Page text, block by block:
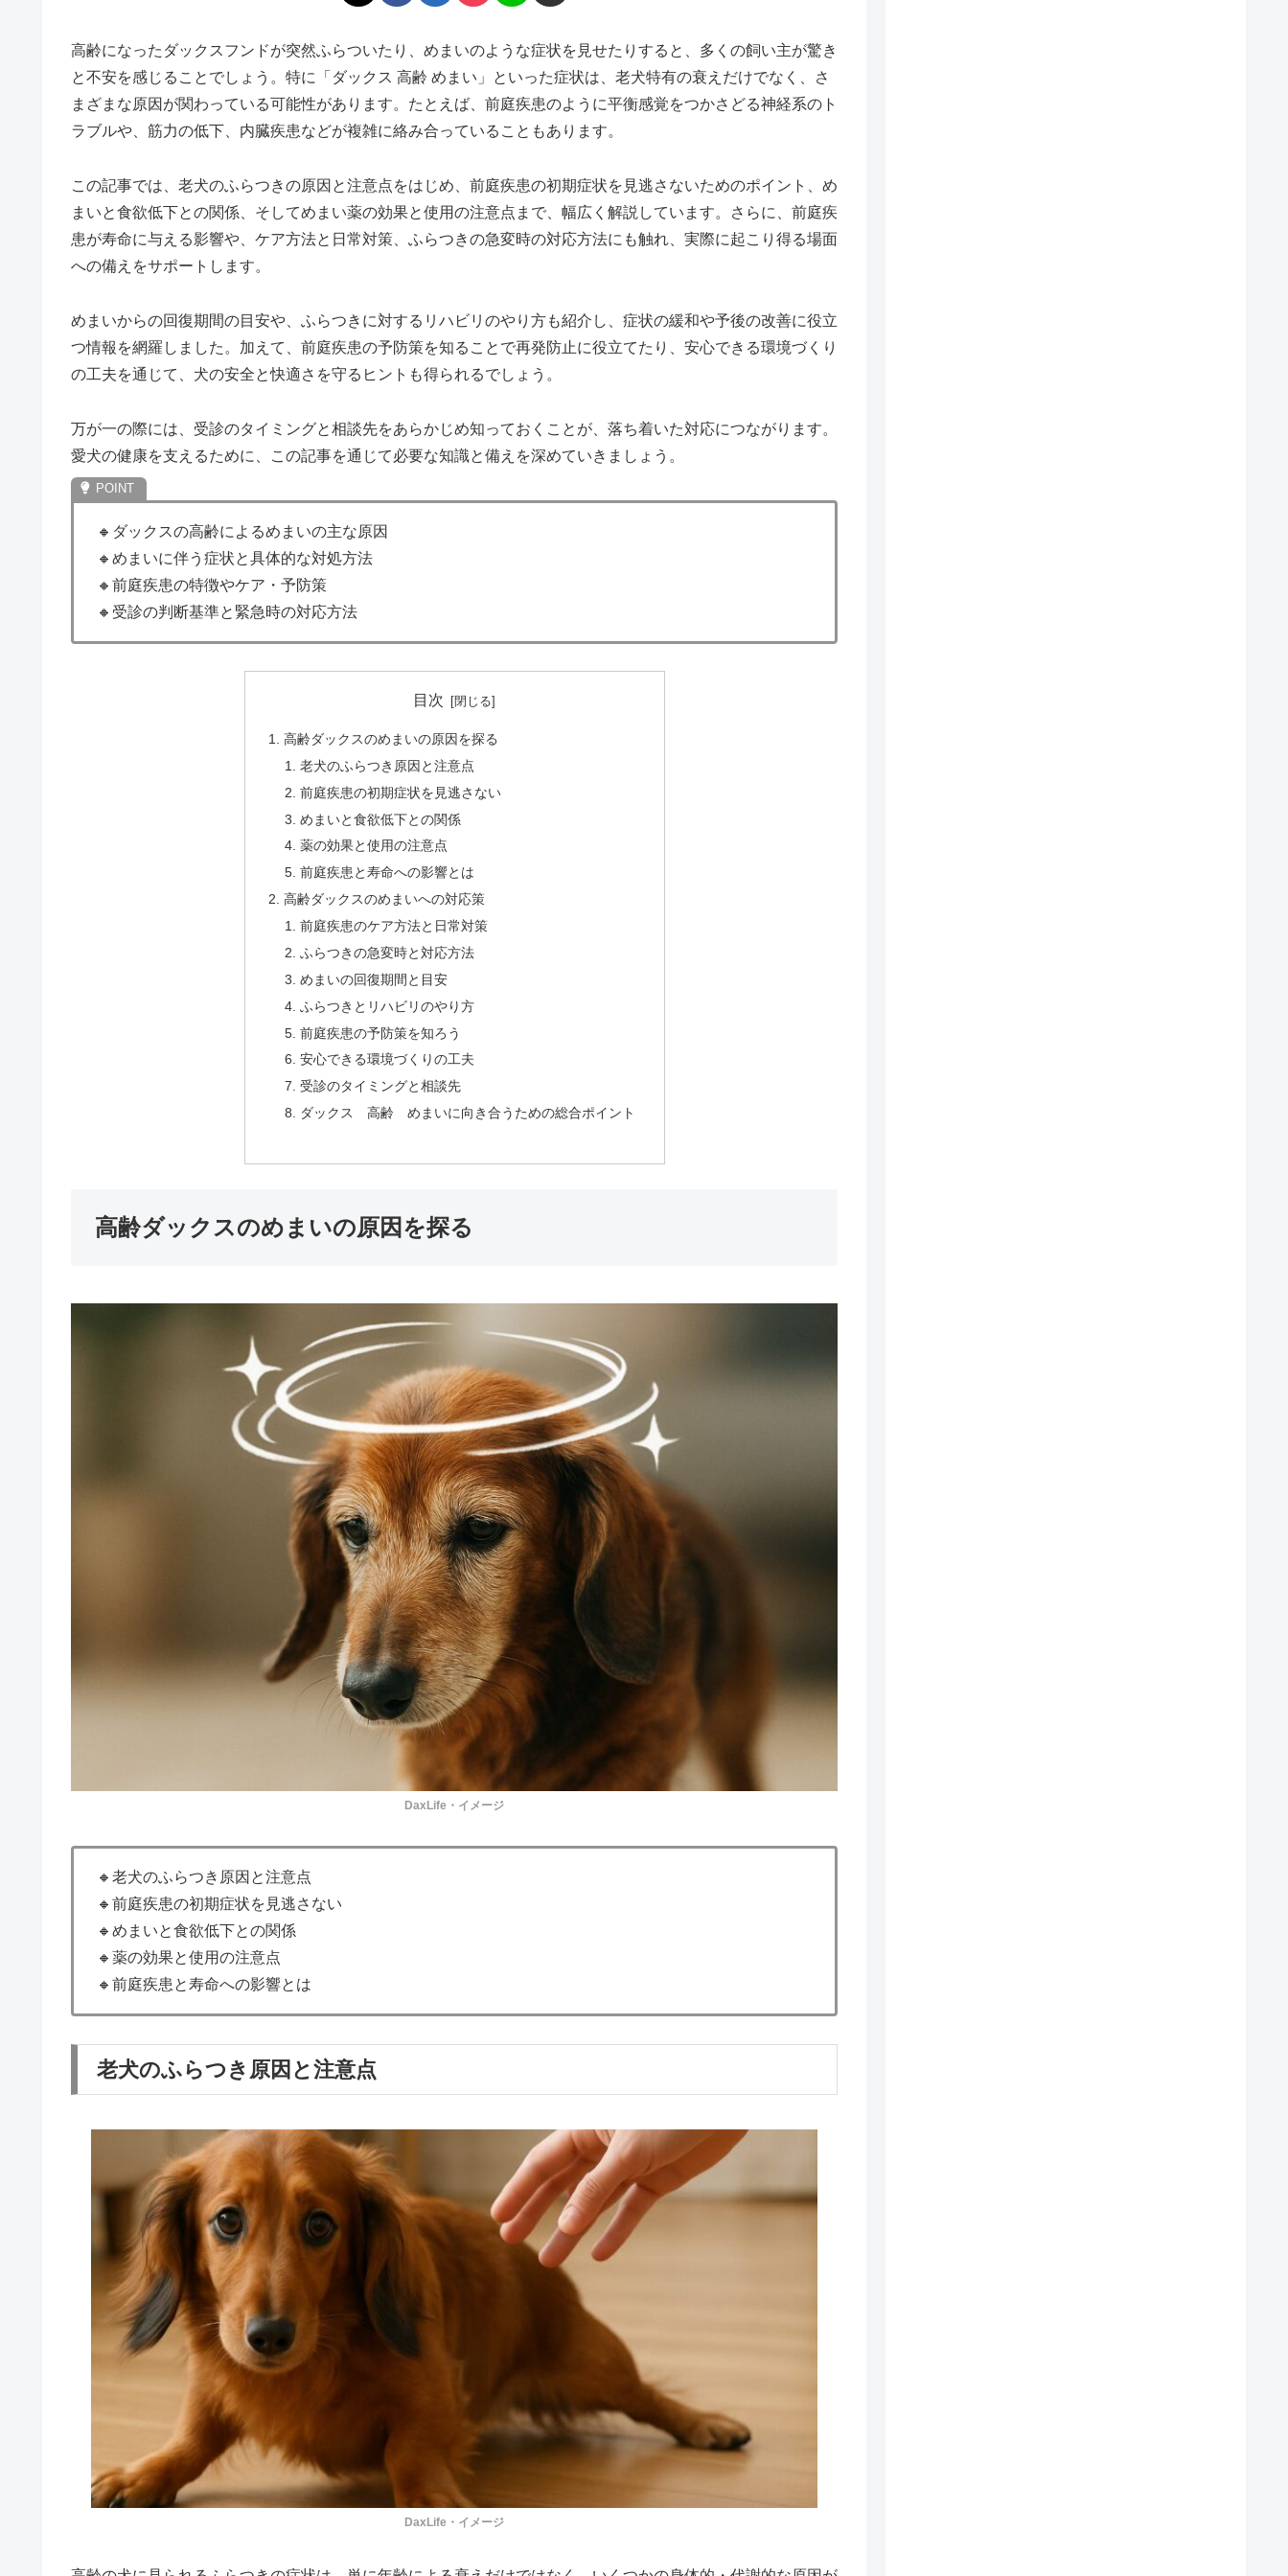
高齢になったダックスフンドが突然ふらついたり、めまいのような症状を見せたりすると、多くの飼い主が驚き
と不安を感じることでしょう。特に「ダックス 高齢 めまい」といった症状は、老犬特有の衰えだけでなく、さ
まざまな原因が関わっている可能性があります。たとえば、前庭疾患のように平衡感覚をつかさどる神経系のト
ラブルや、筋力の低下、内臓疾患などが複雑に絡み合っていることもあります。
この記事では、老犬のふらつきの原因と注意点をはじめ、前庭疾患の初期症状を見逃さないためのポイント、め
まいと食欲低下との関係、そしてめまい薬の効果と使用の注意点まで、幅広く解説しています。さらに、前庭疾
患が寿命に与える影響や、ケア方法と日常対策、ふらつきの急変時の対応方法にも触れ、実際に起こり得る場面
への備えをサポートします。
めまいからの回復期間の目安や、ふらつきに対するリハビリのやり方も紹介し、症状の緩和や予後の改善に役立
つ情報を網羅しました。加えて、前庭疾患の予防策を知ることで再発防止に役立てたり、安心できる環境づくり
の工夫を通じて、犬の安全と快適さを守るヒントも得られるでしょう。
万が一の際には、受診のタイミングと相談先をあらかじめ知っておくことが、落ち着いた対応につながります。
愛犬の健康を支えるために、この記事を通じて必要な知識と備えを深めていきましょう。
🔸ダックスの高齢によるめまいの主な原因
🔸めまいに伴う症状と具体的な対処方法
🔸前庭疾患の特徴やケア・予防策
🔸受診の判断基準と緊急時の対応方法
目次
高齢ダックスのめまいの原因を探る
老犬のふらつき原因と注意点
前庭疾患の初期症状を見逃さない
めまいと食欲低下との関係
薬の効果と使用の注意点
前庭疾患と寿命への影響とは
高齢ダックスのめまいへの対応策
前庭疾患のケア方法と日常対策
ふらつきの急変時と対応方法
めまいの回復期間と目安
ふらつきとリハビリのやり方
前庭疾患の予防策を知ろう
安心できる環境づくりの工夫
受診のタイミングと相談先
ダックス 高齢 めまいに向き合うための総合ポイント
高齢ダックスのめまいの原因を探る
DaxLife・イメージ
🔸老犬のふらつき原因と注意点
🔸前庭疾患の初期症状を見逃さない
🔸めまいと食欲低下との関係
🔸薬の効果と使用の注意点
🔸前庭疾患と寿命への影響とは
老犬のふらつき原因と注意点
DaxLife・イメージ